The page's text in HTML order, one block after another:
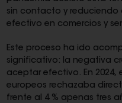
sin contacto y reduciendo
efectivo en comercios y
Este proceso ha ido
significativo: la negativa
aceptar efectivo. En 2024,
europeos rechazaba
frente al 4 % apenas tres